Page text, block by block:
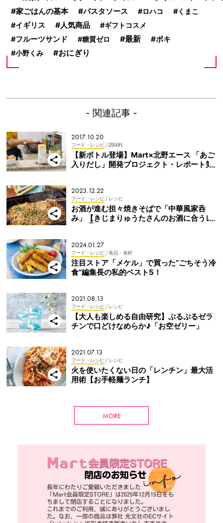
家ごはんの基本 パスタソース ロハコ くまこ
イギリス 人気商品 ギフトコスメ
フルーツサンド 糖質ゼロ 最新 ポキ
小野くみ おにぎり
- 関連記事 -
2017.10.20
フード・レシピ/ 調味料
【新ボトル登場】Mart×北野エース 「あご
入りだし」開発プロジェクト・レポート第
2023.12.22
フード・レシピ/ レシピ
お酒が進む担々焼きそばで「中華風家呑
み」【きじまりゅうたさんのお酒に合うレ
2024.01.27
フード・レシピ/ 食品・食材
注目ストア「メケル」で買った“ごちそう冷
食”編集長の私的ベスト5！
2021.08.13
フード・レシピ/ レシピ
【大人も楽しめる自由研究】ぷるぷるゼラ
チンで口どけなめらか♪「お空ゼリー」
2021.07.13
フード・レシピ/ レシピ
火を使いたくない日の「レンチン」最大活
用術【お手軽麺ランチ】
MORE